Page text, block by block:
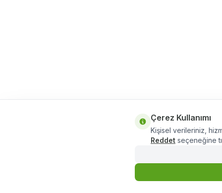
Çerez Kullanımı
Kişisel verileriniz,
Reddet seçeneğine